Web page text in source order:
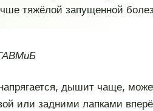
тяжёлой запущенной
дышит чаще,
или задними лапками